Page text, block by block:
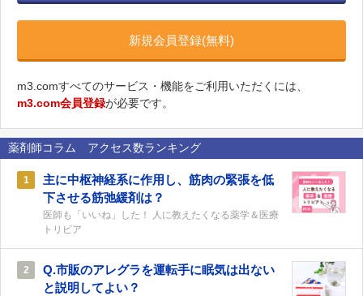
新規会員登録(無料)
m3.comすべてのサービス・機能をご利用いただくには、
m3.com会員登録が必要です。
薬剤師コラム アクセス数ランキング
1
主に中枢神経系に作用し、筋肉の緊張を低
下させる筋弛緩剤は？
医師も「いいね」した！ 人に教えたくなる薬学＆医療
トリビア
2
Q.市販のアレグラを運転手に眠気は出ない
と説明してよい？